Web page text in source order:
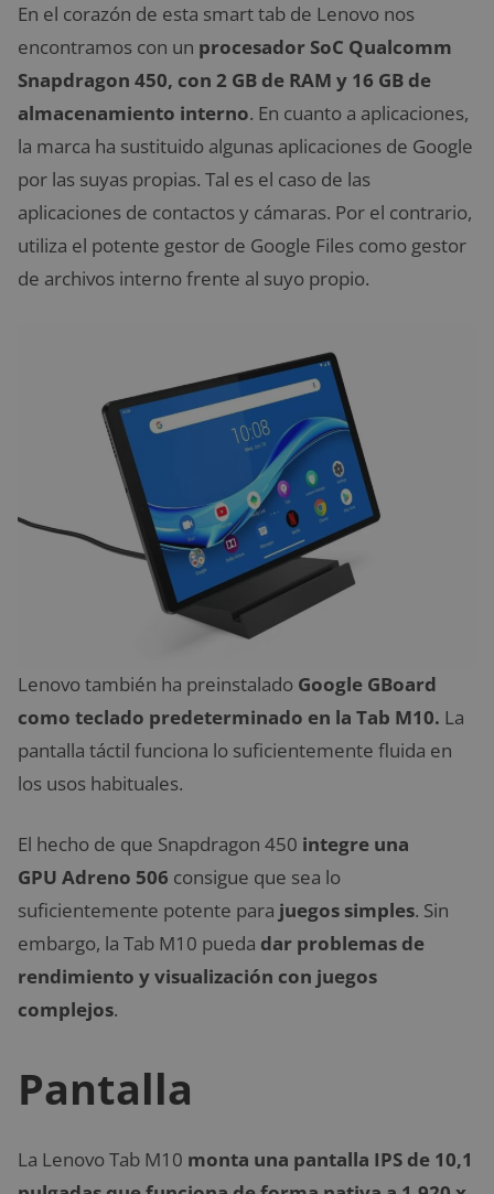
En el corazón de esta smart tab de Lenovo nos
encontramos con un procesador SoC Qualcomm
Snapdragon 450, con 2 GB de RAM y 16 GB de
almacenamiento interno. En cuanto a aplicaciones,
la marca ha sustituido algunas aplicaciones de Google
por las suyas propias. Tal es el caso de las
aplicaciones de contactos y cámaras. Por el contrario,
utiliza el potente gestor de Google Files como gestor
de archivos interno frente al suyo propio.
Lenovo también ha preinstalado Google GBoard
como teclado predeterminado en la Tab M10. La
pantalla táctil funciona lo suficientemente fluida en
los usos habituales.
El hecho de que Snapdragon 450 integre una
GPU Adreno 506 consigue que sea lo
suficientemente potente para juegos simples. Sin
embargo, la Tab M10 pueda dar problemas de
rendimiento y visualización con juegos
complejos.
Pantalla
La Lenovo Tab M10 monta una pantalla IPS de 10,1